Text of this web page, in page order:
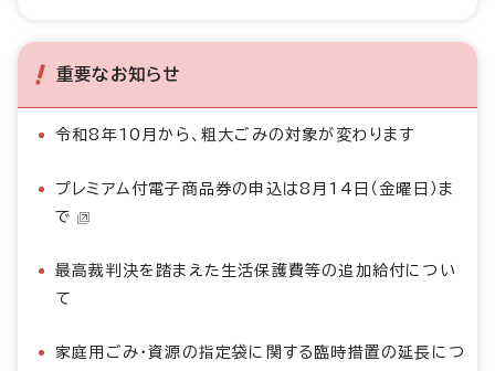
重要なお知らせ
令和8年10月から、粗大ごみの対象が変わります
プレミアム付電子商品券の申込は8月14日（金曜日）ま
で
最高裁判決を踏まえた生活保護費等の追加給付につい
て
家庭用ごみ・資源の指定袋に関する臨時措置の延長につ